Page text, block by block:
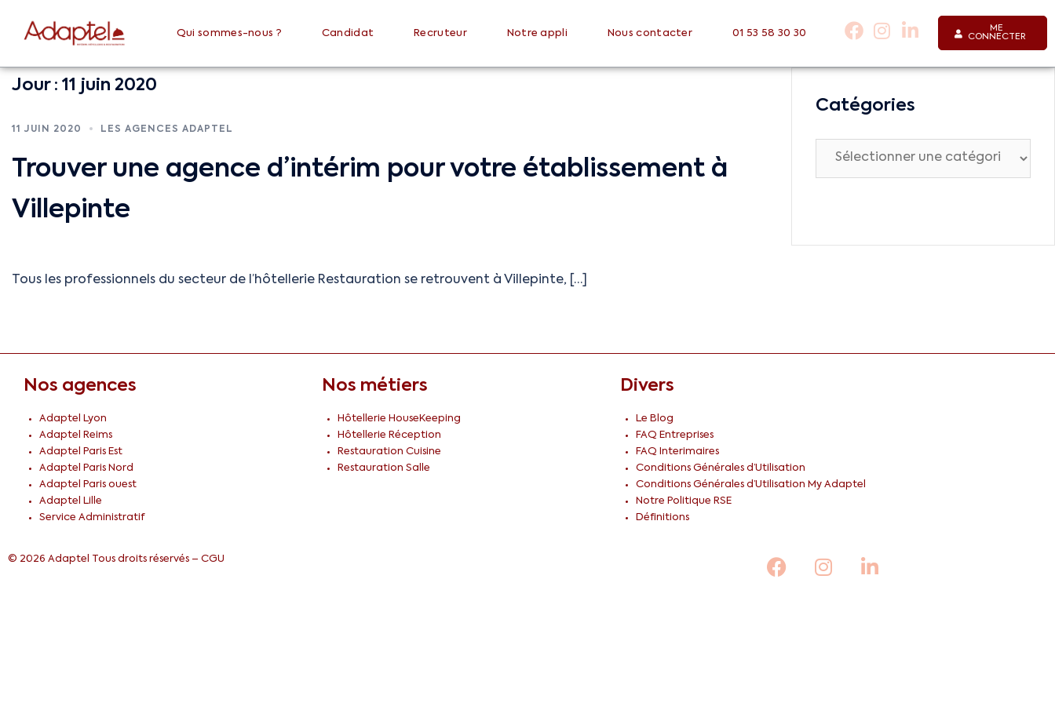
Qui sommes-nous ? Candidat Recruteur Notre appli Nous contacter 01 53 58 30 30
ME
CONNECTER
Jour : 11 juin 2020
11 JUIN 2020 LES AGENCES ADAPTEL
Trouver une agence d’intérim pour votre établissement à
Villepinte
Tous les professionnels du secteur de l’hôtellerie Restauration se retrouvent à Villepinte, […]
Catégories
Nos agences
Adaptel Lyon
Adaptel Reims
Adaptel Paris Est
Adaptel Paris Nord
Adaptel Paris ouest
Adaptel Lille
Service Administratif
Nos métiers
Hôtellerie HouseKeeping
Hôtellerie Réception
Restauration Cuisine
Restauration Salle
Divers
Le Blog
FAQ Entreprises
FAQ Interimaires
Conditions Générales d’Utilisation
Conditions Générales d’Utilisation My Adaptel
Notre Politique RSE
Définitions
© 2026 Adaptel Tous droits réservés – CGU